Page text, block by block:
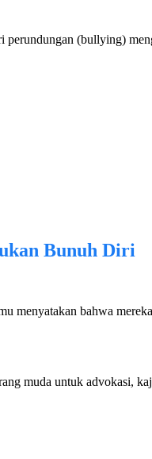
perundungan (bullying)
Bunuh Diri
menyatakan bahwa
muda untuk advokasi,